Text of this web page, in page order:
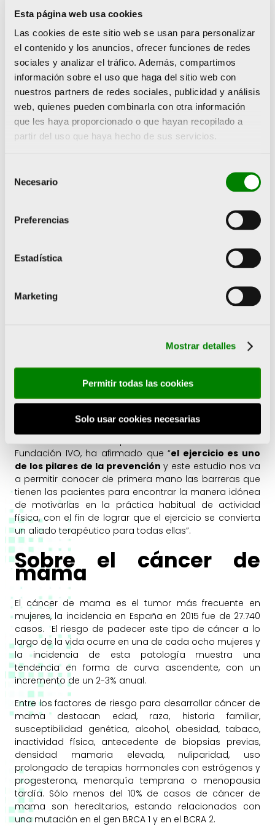
Esta página web usa cookies
Las cookies de este sitio web se usan para personalizar
el contenido y los anuncios, ofrecer funciones de redes
sociales y analizar el tráfico. Además, compartimos
información sobre el uso que haga del sitio web con
nuestros partners de redes sociales, publicidad y análisis
web, quienes pueden combinarla con otra información
que les haya proporcionado o que hayan recopilado a
partir del uso que haya hecho de sus servicios.
Necesario
Preferencias
Estadística
Marketing
Mostrar detalles
Permitir todas las cookies
Solo usar cookies necesarias
mama son muy importantes. En estas pacientes el
corazón, disminuye la sensación de fatiga y también
contribuye a alcanzar y mantener un peso saludable.
Por tanto, el ejercicio contribuye amejorar la calidad
de viday a aumentar la supervivencia de las
pacientes.
ElGrupo Español de Investigación en Cáncer de Mama
(GEICAM) ha propuesto recientemente una definición
específica para el ejercicio físico oncológico como
de los tratamientos oncológicos de manera
individualizada, y que, por sus efectos globales en el
supervivencia de las pacientes”.
importante en reducir la incidencia de esta
enfermedad. Sabemos que el ejercicio físico tiene un
evolución de la enfermedad y en la toxicidad
producida por los tratamientos. La doctora Olga Pons,
ha afirmado que “el cáncer de mama es el tumor más
diagnosticado en mujeres y lo padece 1 de cada 8 a lo
largo de su vida por lo quees muy importante la
detección precoz y la prevención donde juega un
ayuda a prevenir recaídas”.
Fundación IVO, ha afirmado que “el ejercicio es uno
de los pilares de la prevención y este estudio nos va
a permitir conocer de primera mano las barreras que
tienen las pacientes para encontrar la manera idónea
de motivarlas en la práctica habitual de actividad
física, con el fin de lograr que el ejercicio se convierta
un aliado terapéutico para todas ellas”.
Sobre el cáncer de
mama
El cáncer de mama es el tumor más frecuente en
mujeres, la incidencia en España en 2015 fue de 27.740
casos. El riesgo de padecer este tipo de cáncer a lo
largo de la vida ocurre en una de cada ocho mujeres y
la incidencia de esta patología muestra una
tendencia en forma de curva ascendente, con un
incremento de un 2-3% anual.
Entre los factores de riesgo para desarrollar cáncer de
mama destacan edad, raza, historia familiar,
susceptibilidad genética, alcohol, obesidad, tabaco,
inactividad física, antecedente de biopsias previas,
densidad mamaria elevada, nuliparidad, uso
prolongado de terapias hormonales con estrógenos y
progesterona, menarquía temprana o menopausia
tardía. Sólo menos del 10% de casos de cáncer de
mama son hereditarios, estando relacionados con
una mutación en el gen BRCA 1 y en el BCRA 2.